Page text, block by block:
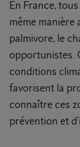
En France,
même manière
palmivore, le
opportunistes.
conditions
favorisent la
connaître ces
prévention et